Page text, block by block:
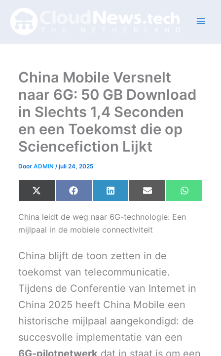
inhoud
China Mobile Versnelt
naar 6G: 50 GB Download
in Slechts 1,4 Seconden
en een Toekomst die op
Sciencefiction Lijkt
DoorADMIN/juli 24, 2025
Share
on
X
(
w
t
t
)
Share
on
F
a
e
b
o
o
Share
on
L
i
k
e
d
I
Share
on
E
m
i
l
Share
on
W
h
China leidt de weg naar 6G-technologie: Een
mijlpaal in de mobiele connectiviteit
China blijft de toon zetten in de
toekomst van telecommunicatie.
Tijdens de Conferentie van Internet in
China 2025 heeft China Mobile een
historische mijlpaal aangekondigd: de
succesvolle implementatie van een
6G-pilotnetwerk dat in staat is om een